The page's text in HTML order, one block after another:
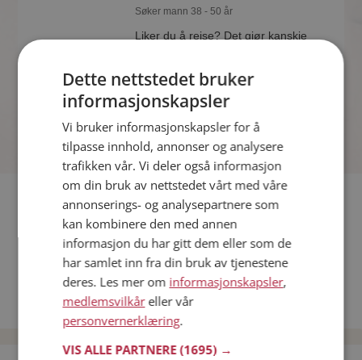
Søker mann 38 - 50 år
Liker du å reise? Det gjør kanskje
spennende fakta.
Fler single
Flere singlekvinner fra Ullensaker:Linda,Nina,Anki
Menn fra Ullensaker
Date kvinner i Norge
Date menn i Norge
Dette nettstedet bruker
informasjonskapsler
Vi bruker informasjonskapsler for å
tilpasse innhold, annonser og analysere
trafikken vår. Vi deler også informasjon
om din bruk av nettstedet vårt med våre
annonserings- og analysepartnere som
kan kombinere den med annen
informasjon du har gitt dem eller som de
har samlet inn fra din bruk av tjenestene
deres. Les mer om informasjonskapsler,
medlemsvilkåreller vår
personvernerklæring.
VIS ALLE PARTNERE(1695) →